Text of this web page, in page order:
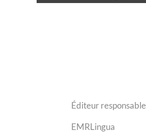
Éditeur responsable
EMRLingua